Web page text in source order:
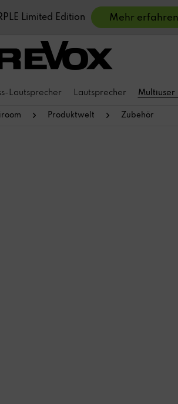
Limited Edition Mehr erfahren
Lautsprecher Lautsprecher Multiuser
Produktwelt Zubehör